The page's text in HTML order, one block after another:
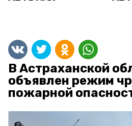
В Астраханской
объявлен режим
пожарной